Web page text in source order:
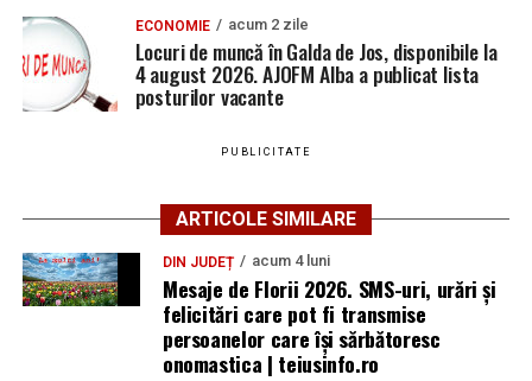
ECONOMIE acum 2 zile
Locuri de muncă în Galda de Jos, disponibile la
4 august 2026. AJOFM Alba a publicat lista
posturilor vacante
PUBLICITATE
ARTICOLE SIMILARE
DIN JUDEȚ acum 4 luni
Mesaje de Florii 2026. SMS-uri, urări și
felicitări care pot fi transmise
persoanelor care îşi sărbătoresc
onomastica | teiusinfo.ro